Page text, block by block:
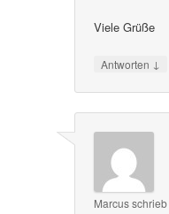
Viele Grüße
Antworten ↓
Marcusschrieb